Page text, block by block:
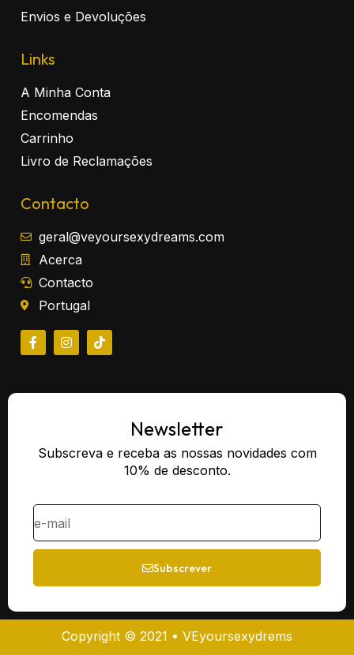
Envios e Devoluções
Links
A Minha Conta
Encomendas
Carrinho
Livro de Reclamações
Contacto
geral@veyoursexydreams.com
Acerca
Contacto
Portugal
Newsletter
Subscreva e receba as nossas novidades com
10% de desconto.
Subscrever
Copyright © 2021 • VEyoursexydrems